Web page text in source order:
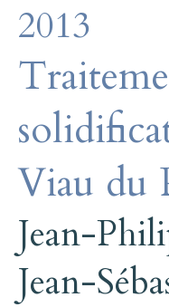
2013
Viau du
Jean-
Jean-